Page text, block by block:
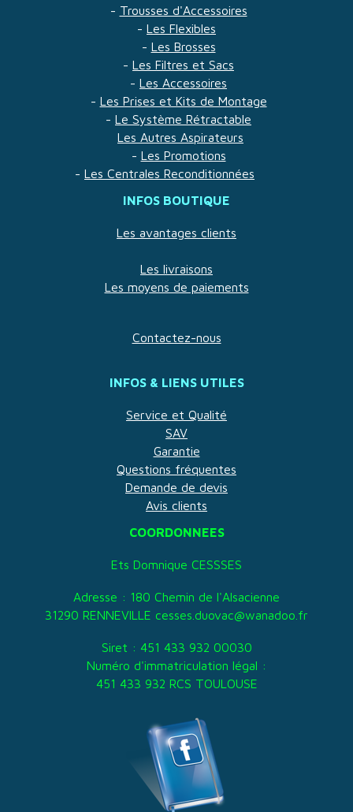
- Trousses d'Accessoires
- Les Flexibles
- Les Brosses
- Les Filtres et Sacs
- Les Accessoires
- Les Prises et Kits de Montage
- Le Système Rétractable
Les Autres Aspirateurs
- Les Promotions
- Les Centrales Reconditionnées
INFOS BOUTIQUE
Les avantages clients
Les livraisons
Les moyens de paiements
Contactez-nous
INFOS & LIENS UTILES
Service et Qualité
SAV
Garantie
Questions fréquentes
Demande de devis
Avis clients
COORDONNEES
Ets Domnique CESSSES
Adresse : 180 Chemin de l'Alsacienne
31290 RENNEVILLE cesses.duovac@wanadoo.fr
Siret : 451 433 932 00030
Numéro d'immatriculation légal :
451 433 932 RCS TOULOUSE